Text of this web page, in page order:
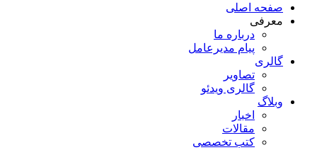
صفحه اصلی
معرفی
درباره ما
پیام مدیرعامل
گالری
تصاویر
گالری ویدئو
وبلاگ
اخبار
مقالات
کتب تخصصی